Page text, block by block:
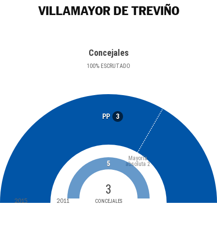
VILLAMAYOR DE TREVIÑO
Concejales
100% ESCRUTADO
PP 3
3
CONCEJALES
Mayoría
absoluta 2
5
2015 2011